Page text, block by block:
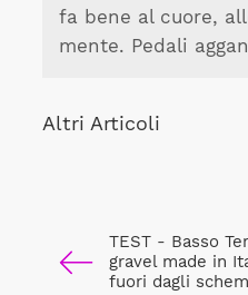
fa bene al cuore,
mente. Pedali
Altri Articoli
TEST - Basso
gravel made in
fuori dagli